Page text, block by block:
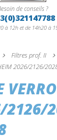
de conseils ?
à 12h et de 14h20 à
Filtres prof. II
2026/2126/
2126/